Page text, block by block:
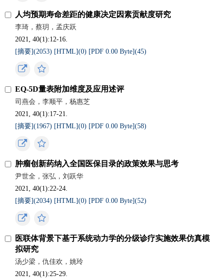
人均预期寿命差距的健康决定因素贡献度研究
李琦，蔡玥，孟庆跃
2021, 40(1):12-16.
[摘要](2053) [HTML](0) [PDF 0.00 Byte](45)
EQ-5D量表附加维度及应用述评
司燕会，李顺平，杨惠芝
2021, 40(1):17-21.
[摘要](1967) [HTML](0) [PDF 0.00 Byte](58)
肿瘤创新药纳入全国医保目录的政策效果与思考
尹世全，张弘，刘跃华
2021, 40(1):22-24.
[摘要](2034) [HTML](0) [PDF 0.00 Byte](52)
医联体背景下基于系统动力学的分级诊疗实施效果仿真模
拟研究
汤少梁，仇佳欢，姚玲
2021, 40(1):25-29.